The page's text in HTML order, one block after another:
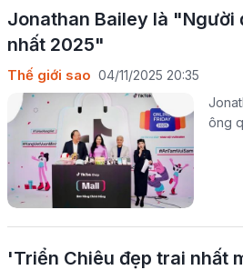
Jonathan Bailey là "Người
nhất 2025"
Thế giới sao 04/11/2025 20:35
ông
'Triển Chiêu đẹp trai nhất